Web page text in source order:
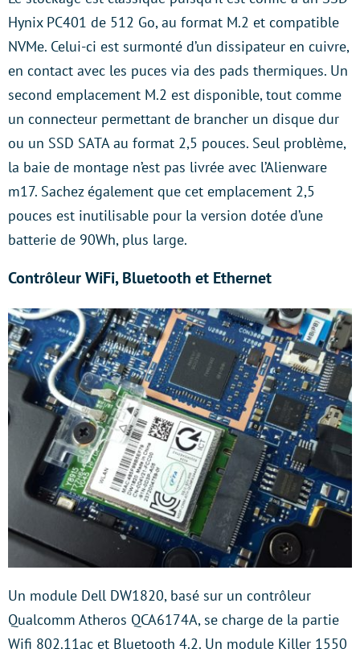
Hynix PC401 de 512 Go, au format M.2 et compatible
NVMe. Celui-ci est surmonté d’un dissipateur en cuivre,
en contact avec les puces via des pads thermiques. Un
second emplacement M.2 est disponible, tout comme
un connecteur permettant de brancher un disque dur
ou un SSD SATA au format 2,5 pouces. Seul problème,
la baie de montage n’est pas livrée avec l’Alienware
m17. Sachez également que cet emplacement 2,5
pouces est inutilisable pour la version dotée d’une
batterie de 90Wh, plus large.
Contrôleur WiFi, Bluetooth et Ethernet
Un module Dell DW1820, basé sur un contrôleur
Qualcomm Atheros QCA6174A, se charge de la partie
Wifi 802.11ac et Bluetooth 4.2. Un module Killer 1550